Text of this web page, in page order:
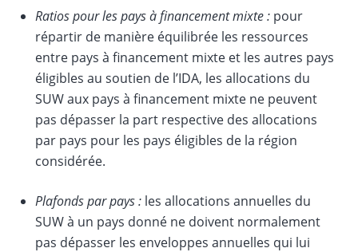
Ratios pour les pays à financement mixte : pour
répartir de manière équilibrée les ressources
entre pays à financement mixte et les autres pays
éligibles au soutien de l’IDA, les allocations du
SUW aux pays à financement mixte ne peuvent
pas dépasser la part respective des allocations
par pays pour les pays éligibles de la région
considérée.
Plafonds par pays : les allocations annuelles du
SUW à un pays donné ne doivent normalement
pas dépasser les enveloppes annuelles qui lui